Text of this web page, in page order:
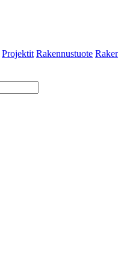
Projektit Rakennustuote